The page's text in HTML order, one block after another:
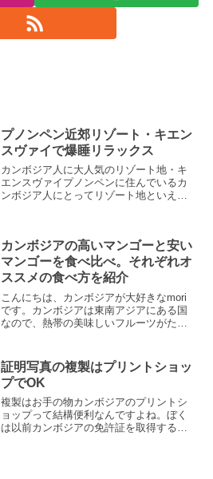
プノンペン近郊リゾート・キエン
スヴァイで爆睡リラックス
カンボジア人に大人気のリゾート地・キ
エンスヴァイプノンペンに住んでいるカ
ンボジア人にとってリゾート地といえば
時間弱なんですが自然...
カンボジアの高いマンゴーと安い
マンゴーを食べ比べ。それぞれオ
ススメの食べ方を紹介
こんにちは、カンボジアが大好きなmori
です。カンボジアは東南アジアにある国
なので、熱帯の美味しいフルーツがたく
証明写真の複製はプリントショッ
プでOK
複製はお手の物カンボジアのプリントシ
ョップって結構便利なんですよね。ぼく
は以前カンボジアの免許証を取得するた